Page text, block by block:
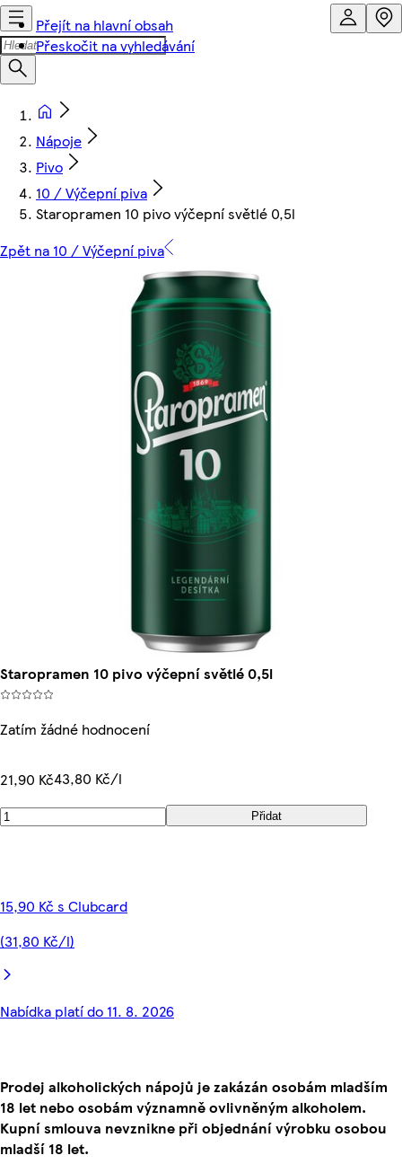
Přejít na hlavní obsah
Přeskočit na vyhledávání
Nápoje
Pivo
10 / Výčepní piva
Staropramen 10 pivo výčepní světlé 0,5l
Zpět na 10 / Výčepní piva
Staropramen 10 pivo výčepní světlé 0,5l
Zatím žádné hodnocení
21,90 Kč43,80 Kč/l
Přidat
15,90 Kč s Clubcard
(31,80 Kč/l)
Nabídka platí do 11. 8. 2026
Prodej alkoholických nápojů je zakázán osobám mladším
18 let nebo osobám významně ovlivněným alkoholem.
Kupní smlouva nevznikne při objednání výrobku osobou
mladší 18 let.